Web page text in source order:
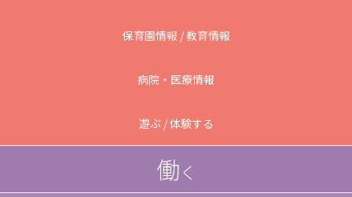
保育園情報 / 教育情報
病院・医療情報
遊ぶ / 体験する
働く